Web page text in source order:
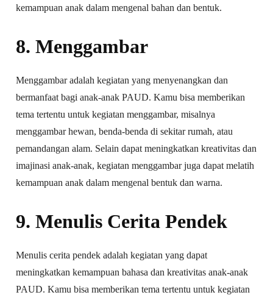
kemampuan anak dalam mengenal bahan dan bentuk.
8. Menggambar
Menggambar adalah kegiatan yang menyenangkan dan
bermanfaat bagi anak-anak PAUD. Kamu bisa memberikan
tema tertentu untuk kegiatan menggambar, misalnya
menggambar hewan, benda-benda di sekitar rumah, atau
pemandangan alam. Selain dapat meningkatkan kreativitas dan
imajinasi anak-anak, kegiatan menggambar juga dapat melatih
kemampuan anak dalam mengenal bentuk dan warna.
9. Menulis Cerita Pendek
Menulis cerita pendek adalah kegiatan yang dapat
meningkatkan kemampuan bahasa dan kreativitas anak-anak
PAUD. Kamu bisa memberikan tema tertentu untuk kegiatan